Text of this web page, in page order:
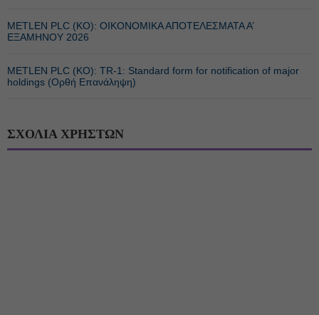
METLEN PLC (ΚΟ): ΟΙΚΟΝΟΜΙΚΑ ΑΠΟΤΕΛΕΣΜΑΤΑ Α’
ΕΞΑΜΗΝΟΥ 2026
METLEN PLC (ΚΟ): TR-1: Standard form for notification of major
holdings (Ορθή Επανάληψη)
ΣΧΟΛΙΑ ΧΡΗΣΤΩΝ